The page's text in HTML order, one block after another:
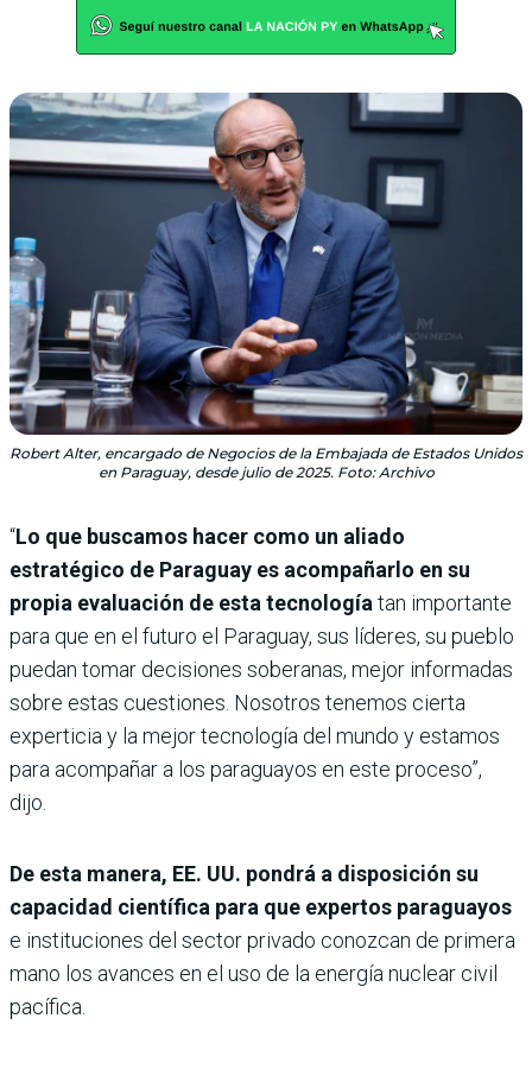
Robert Alter, encargado de Negocios de la Embajada de Estados Unidos
en Paraguay, desde julio de 2025. Foto: Archivo
“Lo que buscamos hacer como un aliado
estratégico de Paraguay es acompañarlo en su
propia evaluación de esta tecnologíatan importante
para que en el futuro el Paraguay, sus líderes, su pueblo
puedan tomar decisiones soberanas, mejor informadas
sobre estas cuestiones. Nosotros tenemos cierta
experticia y la mejor tecnología del mundo y estamos
para acompañar a los paraguayos en este proceso”,
dijo.
De esta manera, EE. UU. pondrá a disposición su
capacidad científica para que expertos paraguayos
e instituciones del sector privado conozcan de primera
mano los avances en el uso de la energía nuclear civil
pacífica.